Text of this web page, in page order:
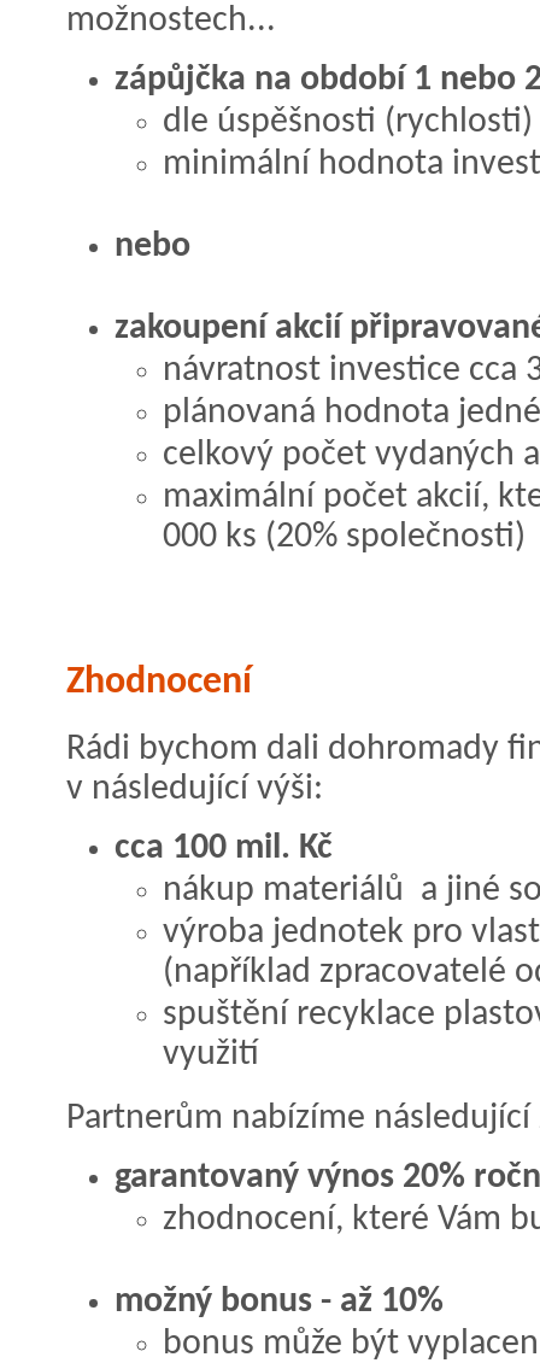
možnostech...
zápůjčka na období 1 nebo
dle úspěšnosti
minimální hodnota
nebo
zakoupení akcií
návratnost investice cca
plánovaná hodnota
celkový počet vydaných
maximální počet akcií,
000 ks (20% společnosti)
Zhodnocení
Rádi bychom dali dohromady
v následující výši:
cca 100 mil. Kč
nákup materiálů a jiné
výroba jednotek pro
(například zpracovatelé
spuštění recyklace
využití
Partnerům nabízíme
garantovaný výnos 20%
zhodnocení, které Vám
možný bonus - až 10%
bonus může být